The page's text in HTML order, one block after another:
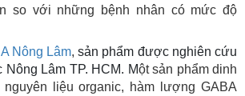
so với những bệnh nhân có mức độ
Nông Lâm,sản phẩm được nghiên cứu
Lâm TP. HCM. Một sản phẩm dinh
liệu organic, hàm lượng GABA